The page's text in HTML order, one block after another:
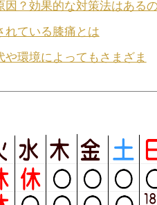
因？効果的な対策法はある
れている膝痛とは
や環境によってもさまざま